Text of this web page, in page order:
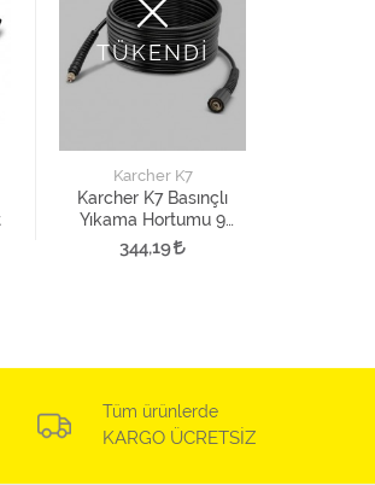
TÜKENDİ
Karcher K7
Karcher K7 Basınçlı
Yıkama Hortumu 9
Metre 1. Versiyon
344,19
Tüm ürünlerde
KARGO ÜCRETSİZ